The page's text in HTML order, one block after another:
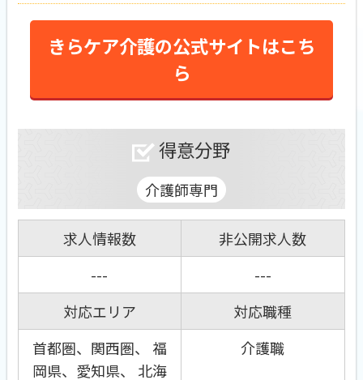
きらケア介護の公式サイトはこち
ら
得意分野
介護師専門
求人情報数
非公開求人数
---
---
対応エリア
対応職種
首都圏、関西圏、 福
岡県、愛知県、 北海
介護職